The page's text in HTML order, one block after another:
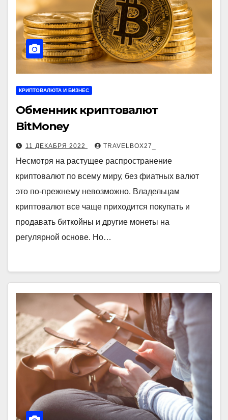
КРИПТОВАЛЮТА И БИЗНЕС
Обменник криптовалют
BitMoney
11 ДЕКАБРЯ 2022 TRAVELBOX27_
Несмотря на растущее распространение
криптовалют по всему миру, без фиатных валют
это по-прежнему невозможно. Владельцам
криптовалют все чаще приходится покупать и
продавать биткойны и другие монеты на
регулярной основе. Но…